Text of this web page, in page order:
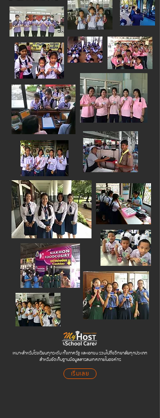
เหมาะสำหรับโรงเรียนทุกระดับ ทั้งภาครัฐ และเอกชน รวมไปถึงวิทยาลัยทุกประเภท
สำหรับจัดเก็บฐานข้อมูลสารสนเทศภายในองค์กร
เริ่มเลย